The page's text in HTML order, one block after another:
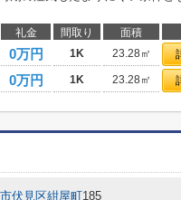
礼金 間取り 面積
0万円 1K 23.28㎡
0万円 1K 23.28㎡
伏見区紺屋町185